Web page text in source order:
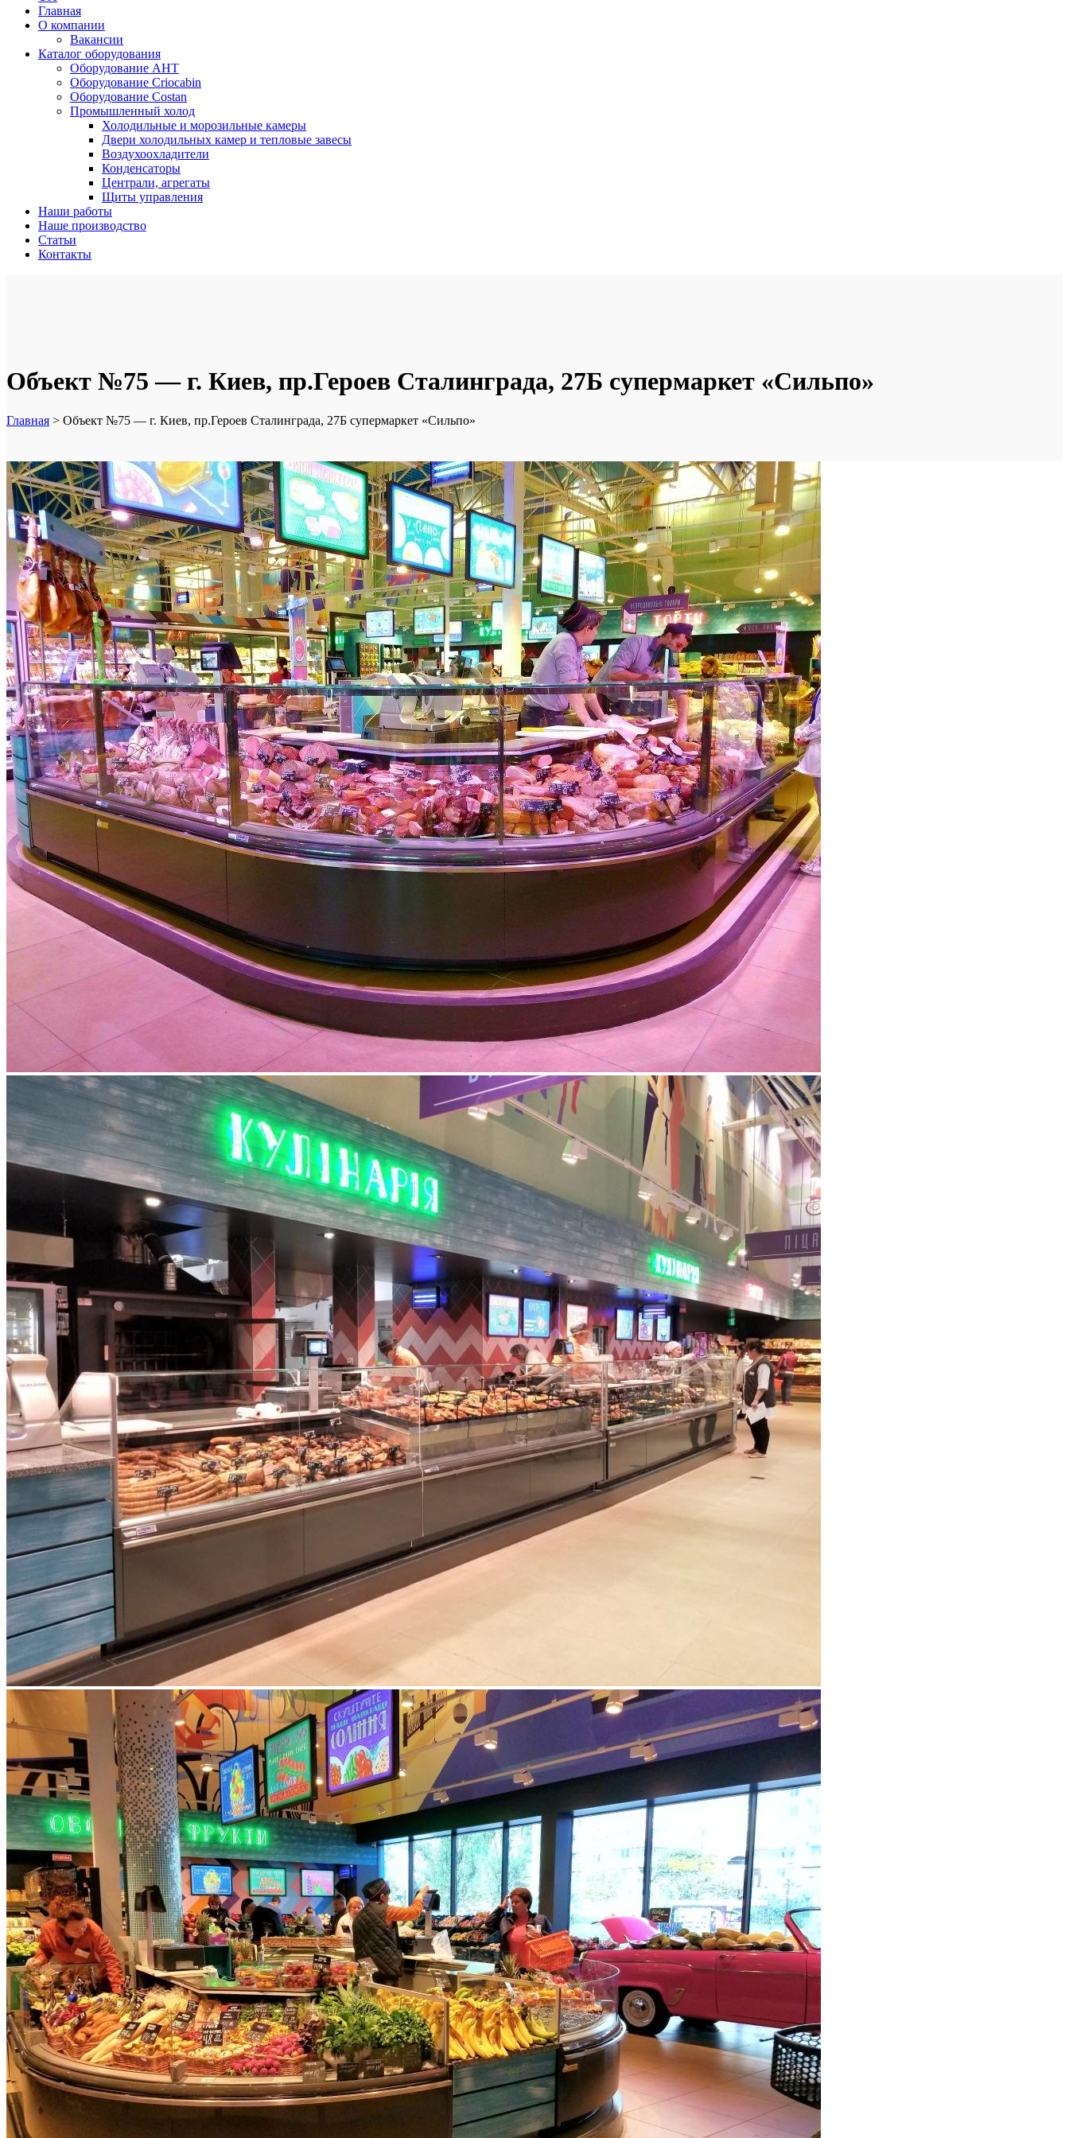
Главная
О компании
Вакансии
Каталог оборудования
Оборудование AHT
Оборудование Criocabin
Оборудование Costan
Промышленный холод
Холодильные и морозильные камеры
Двери холодильных камер и тепловые завесы
Воздухоохладители
Конденсаторы
Централи, агрегаты
Щиты управления
Наши работы
Наше производство
Статьи
Контакты
Объект №75 — г. Киев, пр.Героев Сталинграда, 27Б супермаркет «Сильпо»
Главная > Объект №75 — г. Киев, пр.Героев Сталинграда, 27Б супермаркет «Сильпо»